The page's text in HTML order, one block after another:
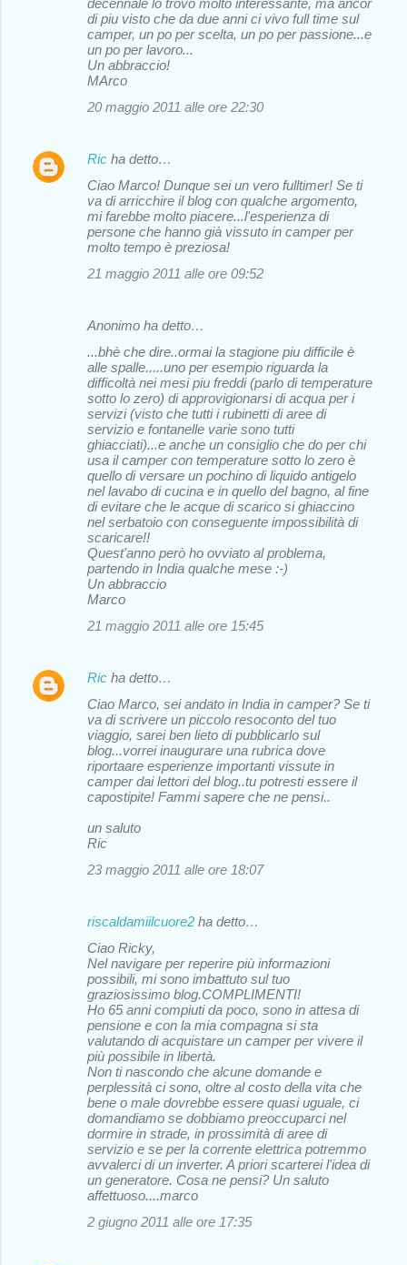
decennale lo trovo molto interessante, ma ancor
di piu visto che da due anni ci vivo full time sul
camper, un po per scelta, un po per passione...e
un po per lavoro...
Un abbraccio!
MArco
20 maggio 2011 alle ore 22:30
Ric ha detto…
Ciao Marco! Dunque sei un vero fulltimer! Se ti
va di arricchire il blog con qualche argomento,
mi farebbe molto piacere...l'esperienza di
persone che hanno già vissuto in camper per
molto tempo è preziosa!
21 maggio 2011 alle ore 09:52
Anonimo ha detto…
...bhè che dire..ormai la stagione piu difficile è
alle spalle.....uno per esempio riguarda la
difficoltà nei mesi piu freddi (parlo di temperature
sotto lo zero) di approvigionarsi di acqua per i
servizi (visto che tutti i rubinetti di aree di
servizio e fontanelle varie sono tutti
ghiacciati)...e anche un consiglio che do per chi
usa il camper con temperature sotto lo zero è
quello di versare un pochino di liquido antigelo
nel lavabo di cucina e in quello del bagno, al fine
di evitare che le acque di scarico si ghiaccino
nel serbatoio con conseguente impossibilità di
scaricare!!
Quest'anno però ho ovviato al problema,
partendo in India qualche mese :-)
Un abbraccio
Marco
21 maggio 2011 alle ore 15:45
Ric ha detto…
Ciao Marco, sei andato in India in camper? Se ti
va di scrivere un piccolo resoconto del tuo
viaggio, sarei ben lieto di pubblicarlo sul
blog...vorrei inaugurare una rubrica dove
riportaare esperienze importanti vissute in
camper dai lettori del blog..tu potresti essere il
capostipite! Fammi sapere che ne pensi..
un saluto
Ric
23 maggio 2011 alle ore 18:07
riscaldamiilcuore2 ha detto…
Ciao Ricky,
Nel navigare per reperire più informazioni
possibili, mi sono imbattuto sul tuo
graziosissimo blog.COMPLIMENTI!
Ho 65 anni compiuti da poco, sono in attesa di
pensione e con la mia compagna si sta
valutando di acquistare un camper per vivere il
più possibile in libertà.
Non ti nascondo che alcune domande e
perplessità ci sono, oltre al costo della vita che
bene o male dovrebbe essere quasi uguale, ci
domandiamo se dobbiamo preoccuparci nel
dormire in strade, in prossimità di aree di
servizio e se per la corrente elettrica potremmo
avvalerci di un inverter. A priori scarterei l'idea di
un generatore. Cosa ne pensi? Un saluto
affettuoso....marco
2 giugno 2011 alle ore 17:35